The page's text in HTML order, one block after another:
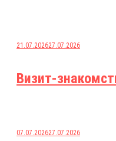
21.07.202627.07.2026
Визит-
07.07.202627.07.2026